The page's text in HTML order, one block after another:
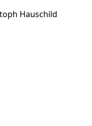
Hauschild